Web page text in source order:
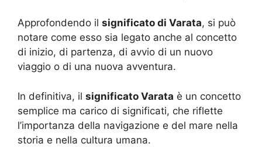
Approfondendo il significato di Varata, si può
notare come esso sia legato anche al concetto
di inizio, di partenza, di avvio di un nuovo
viaggio o di una nuova avventura.
In definitiva, il significato Varata è un concetto
semplice ma carico di significati, che riflette
l’importanza della navigazione e del mare nella
storia e nella cultura umana.